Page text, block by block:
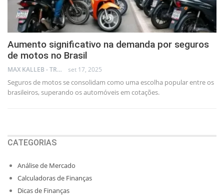
Aumento significativo na demanda por seguros
de motos no Brasil
MAX KALLEB - TRADER set 17, 2025
Seguros de motos se consolidam como uma escolha popular entre os
brasileiros, superando os automóveis em cotações.
CATEGORIAS
Análise de Mercado
Calculadoras de Finanças
Dicas de Finanças